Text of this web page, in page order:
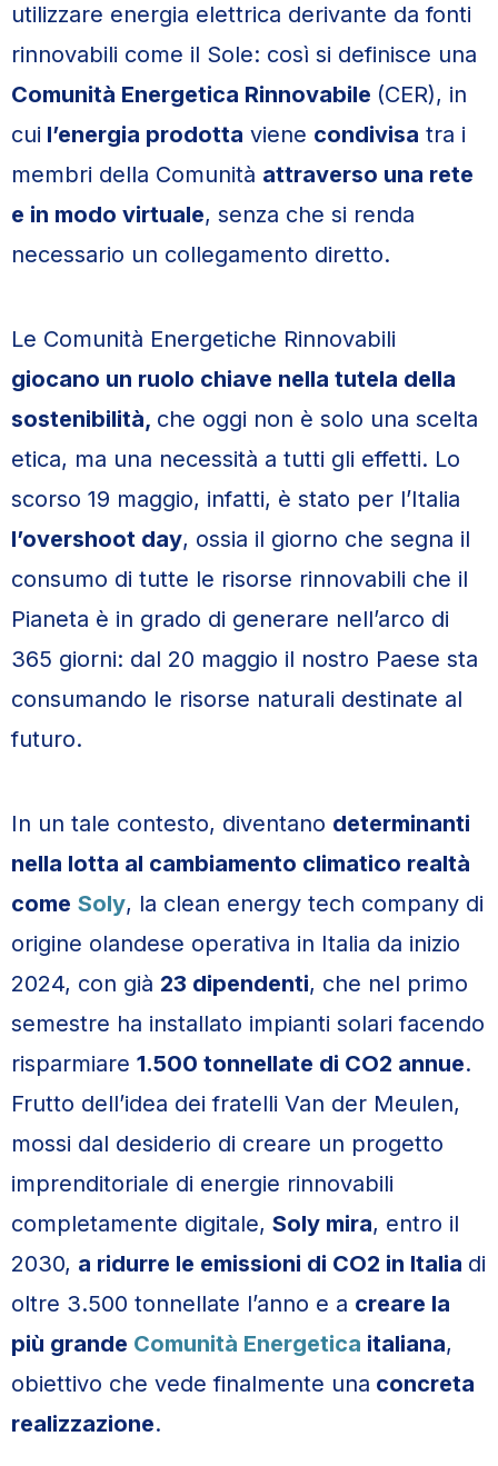
utilizzare energia elettrica derivante da fonti
rinnovabili come il Sole: così si definisce una
Comunità Energetica Rinnovabile (CER), in
cui l’energia prodotta viene condivisa tra i
membri della Comunità attraverso una rete
e in modo virtuale, senza che si renda
necessario un collegamento diretto.
Le Comunità Energetiche Rinnovabili
giocano un ruolo chiave nella tutela della
sostenibilità, che oggi non è solo una scelta
etica, ma una necessità a tutti gli effetti. Lo
scorso 19 maggio, infatti, è stato per l’Italia
l’overshoot day, ossia il giorno che segna il
consumo di tutte le risorse rinnovabili che il
Pianeta è in grado di generare nell’arco di
365 giorni: dal 20 maggio il nostro Paese sta
consumando le risorse naturali destinate al
futuro.
In un tale contesto, diventano determinanti
nella lotta al cambiamento climatico realtà
come Soly, la clean energy tech company di
origine olandese operativa in Italia da inizio
2024, con già 23 dipendenti, che nel primo
semestre ha installato impianti solari facendo
risparmiare 1.500 tonnellate di CO2 annue.
Frutto dell’idea dei fratelli Van der Meulen,
mossi dal desiderio di creare un progetto
imprenditoriale di energie rinnovabili
completamente digitale, Soly mira, entro il
2030, a ridurre le emissioni di CO2 in Italia di
oltre 3.500 tonnellate l’anno e a creare la
più grande Comunità Energetica italiana,
obiettivo che vede finalmente una concreta
realizzazione.